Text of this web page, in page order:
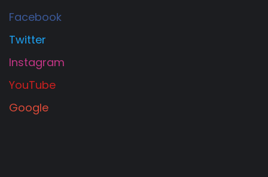
Facebook
Twitter
Instagram
YouTube
Google